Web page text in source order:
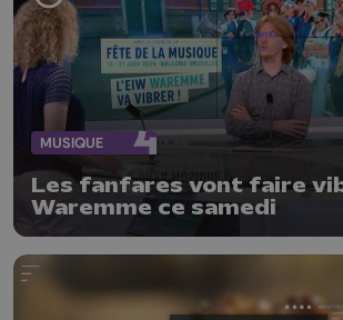
MUSIQUE
Les fanfares vont faire
Waremme ce samedi